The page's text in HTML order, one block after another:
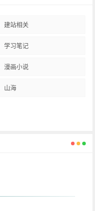
建站相关
学习笔记
漫画小说
山海